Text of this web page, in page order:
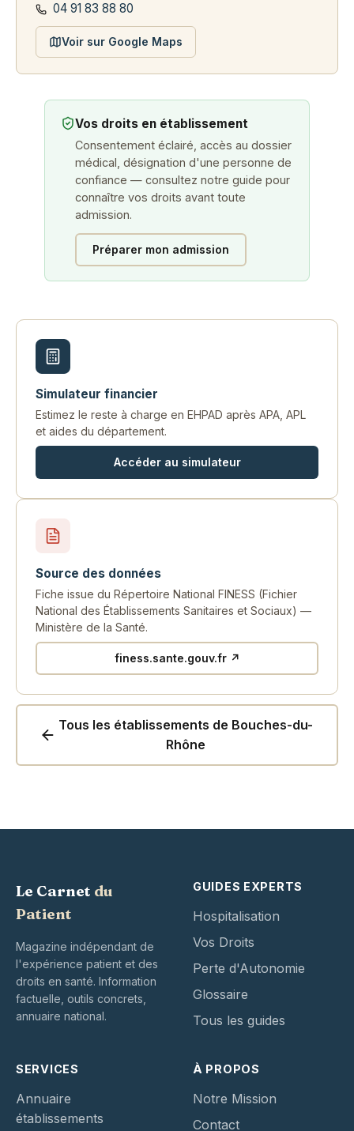
04 91 83 88 80
Voir sur Google Maps
Vos droits en établissement
Consentement éclairé, accès au dossier
médical, désignation d'une personne de
confiance — consultez notre guide pour
connaître vos droits avant toute
admission.
Préparer mon admission
Simulateur financier
Estimez le reste à charge en EHPAD après APA, APL
et aides du département.
Accéder au simulateur
Source des données
Fiche issue du Répertoire National FINESS (Fichier
National des Établissements Sanitaires et Sociaux) —
Ministère de la Santé.
finess.sante.gouv.fr ↗
Tous les établissements de Bouches-du-
Rhône
Le Carnet du
Patient
Magazine indépendant de
l'expérience patient et des
droits en santé. Information
factuelle, outils concrets,
annuaire national.
GUIDES EXPERTS
Hospitalisation
Vos Droits
Perte d'Autonomie
Glossaire
Tous les guides
SERVICES
Annuaire
établissements
À PROPOS
Notre Mission
Contact